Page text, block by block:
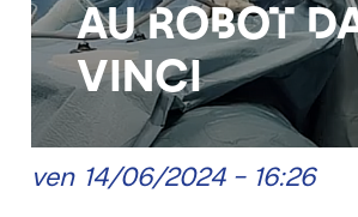
au robot
Vinci
ven 14/06/2024 - 16:26